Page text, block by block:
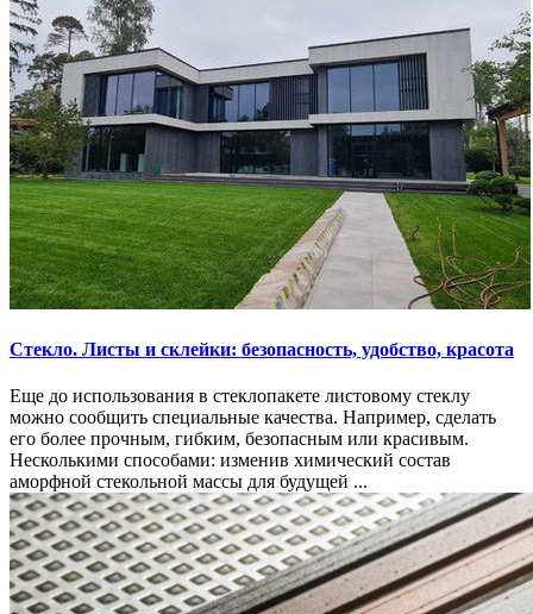
Стекло. Листы и склейки: безопасность, удобство, красота
Еще до использования в стеклопакете листовому стеклу
можно сообщить специальные качества. Например, сделать
его более прочным, гибким, безопасным или красивым.
Несколькими способами: изменив химический состав
аморфной стекольной массы для будущей ...